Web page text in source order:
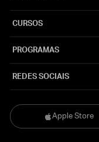
Apple Store
CURSOS
PROGRAMAS
REDES SOCIAIS